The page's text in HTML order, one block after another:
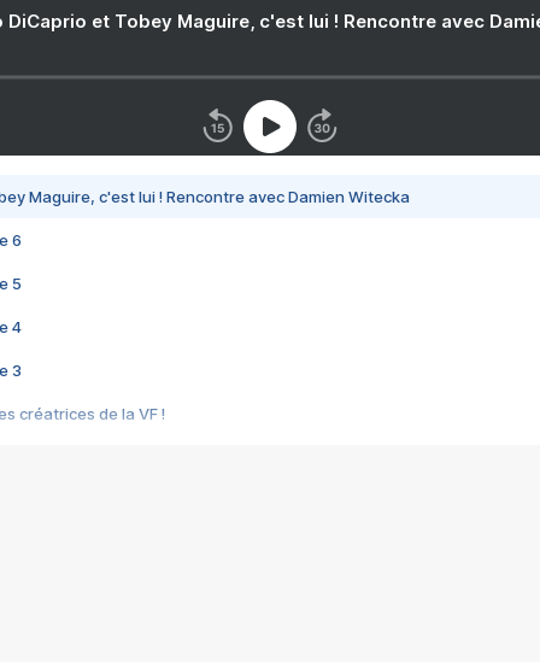
DiCaprio et Tobey Maguire, c'est lui ! Rencontre avec
Maguire, c'est lui ! Rencontre avec Damien Witecka
6
5
4
3
créatrices de la VF !